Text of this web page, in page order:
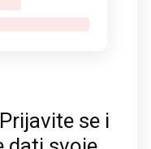
se i